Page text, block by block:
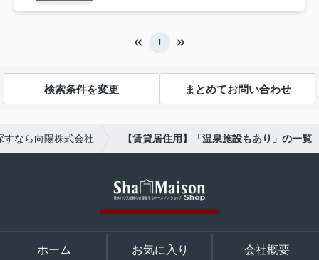
1
検索条件を変更 まとめてお問い合わせ
すなら向陽株式会社 【賃貸居住用】「温泉施設もあり」の一覧
ホーム お気に入り 会社概要